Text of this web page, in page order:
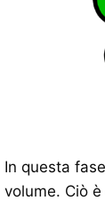
In questa
volume. Ciò